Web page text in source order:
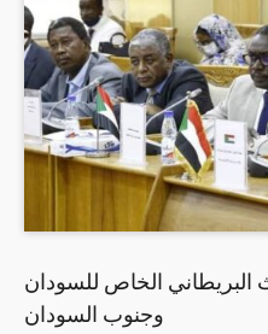
البريطاني الخاص للسودان
وجنوب السودان